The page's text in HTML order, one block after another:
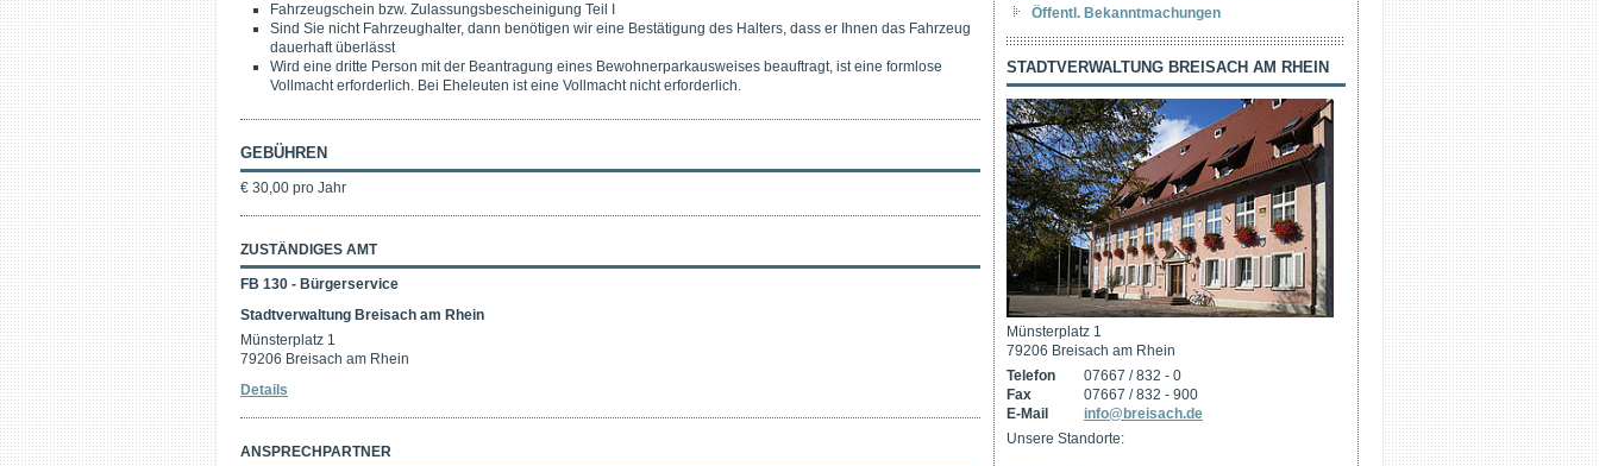
Fahrzeugschein bzw. Zulassungsbescheinigung Teil I
Sind Sie nicht Fahrzeughalter, dann benötigen wir eine Bestätigung des Halters, dass er Ihnen das Fahrzeug
dauerhaft überlässt
Wird eine dritte Person mit der Beantragung eines Bewohnerparkausweises beauftragt, ist eine formlose
Vollmacht erforderlich. Bei Eheleuten ist eine Vollmacht nicht erforderlich.
GEBÜHREN
€ 30,00 pro Jahr
ZUSTÄNDIGES AMT
FB 130 - Bürgerservice
Stadtverwaltung Breisach am Rhein
Münsterplatz 1
79206 Breisach am Rhein
Details
ANSPRECHPARTNER
Öffentl. Bekanntmachungen
STADTVERWALTUNG BREISACH AM RHEIN
Münsterplatz 1
79206 Breisach am Rhein
Telefon
07667 / 832 - 0
Fax
07667 / 832 - 900
E-Mail
info@breisach.de
Unsere Standorte: